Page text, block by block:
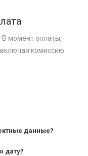
В момент оплаты,
комиссию
данные?
дату?